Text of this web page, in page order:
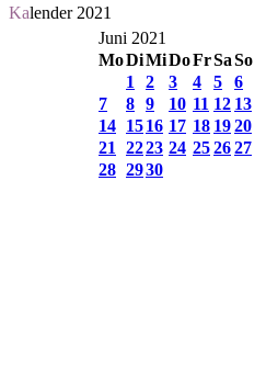
Kalender 2021
Juni 2021
MoDiMiDoFrSaSo
1
2 3 4 5
6
7
8 9 10 11 12 13
14 1516 17 18 1920
21
2223 24 252627
28 2930